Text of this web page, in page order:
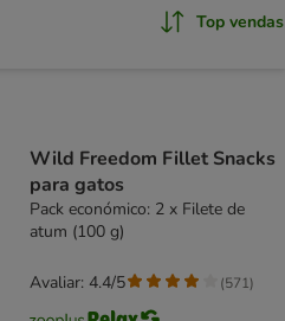
Top vendas
Wild Freedom Fillet Snacks
para gatos
Pack económico: 2 x Filete de
atum (100 g)
Avaliar: 4.4/5 (571)